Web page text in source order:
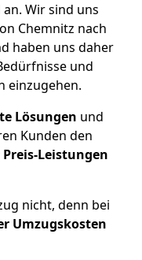
Wir sind uns
Chemnitz nach
haben uns daher
und
einzugehen.
Lösungen und
Kunden den
Leistungen
nicht, denn bei
Umzugskosten